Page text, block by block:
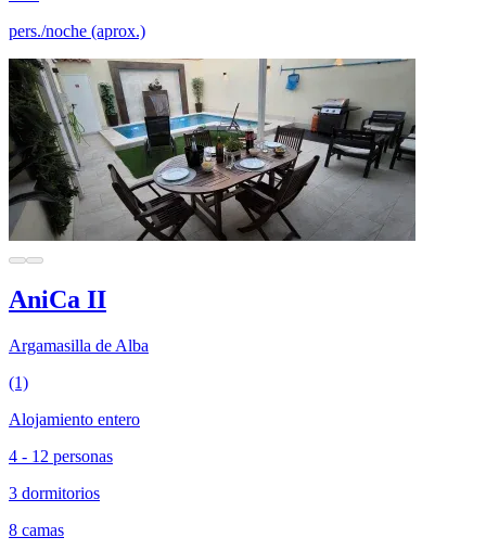
pers./noche (aprox.)
AniCa II
Argamasilla de Alba
(1)
Alojamiento entero
4 - 12 personas
3 dormitorios
8 camas